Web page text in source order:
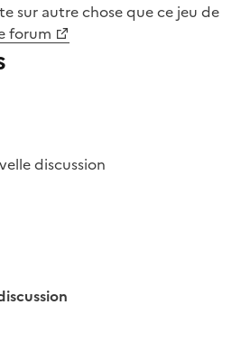
sur autre chose quece jeu de
forum
discussion